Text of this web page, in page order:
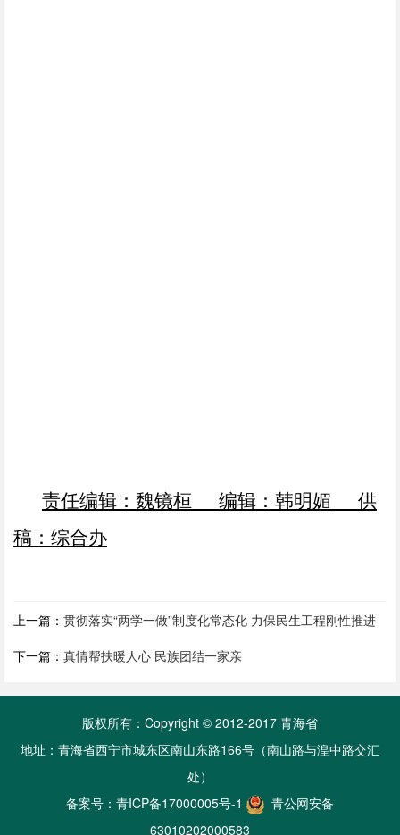
责任编辑：魏镜桓 编辑： 韩明媚
供
稿： 综合办
上一篇： 贯彻落实“两学一做”制度化常态化 力保民生工程刚性推进
下一篇： 真情帮扶暖人心 民族团结一家亲
版权所有：Copyright © 2012-2017 青海省
地址：青海省西宁市城东区南山东路166号（南山路与湟中路交汇
处）
备案号： 青ICP备17000005号-1
青公网安备
63010202000583